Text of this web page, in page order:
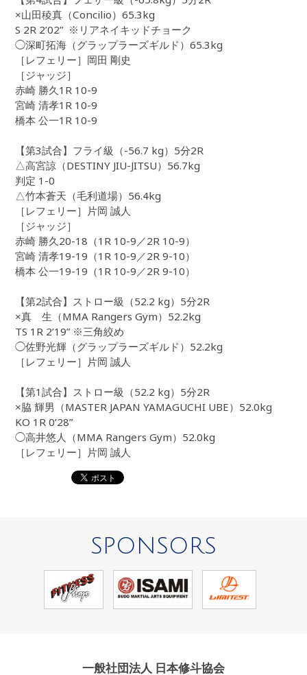
×山田稜真（Concilio）65.3kg
S 2R 2’02” ※リアネイキッドチョーク
◯深町拓海（グラップラーズギルド）65.3kg
［レフェリー］岡田 剛史
［ジャッジ］
赤崎 勝久1R 10-9
宮崎 清孝1R 10-9
橋本 公一1R 10-9
【第3試合】フライ級（-56.7 kg）5分2R
△高宮諒（DESTINY JIU-JITSU）56.7kg
判定 1-0
△竹本蒼天（毛利道場）56.4kg
［レフェリー］片岡 誠人
［ジャッジ］
赤崎 勝久20-18（1R 10-9／2R 10-9）
宮崎 清孝19-19（1R 10-9／2R 9-10）
橋本 公一19-19（1R 10-9／2R 9-10）
【第2試合】ストロー級（52.2 kg）5分2R
×真 生（MMA Rangers Gym）52.2kg
TS 1R 2’19” ※三角絞め
◯佐野光輝（グラップラーズギルド）52.2kg
［レフェリー］片岡 誠人
【第1試合】ストロー級（52.2 kg）5分2R
×脇 輝男（MASTER JAPAN YAMAGUCHI UBE）52.0kg
KO 1R 0’28”
◯高井悠人（MMA Rangers Gym）52.0kg
［レフェリー］片岡 誠人
SPONSORS
一般社団法人 日本修斗協会